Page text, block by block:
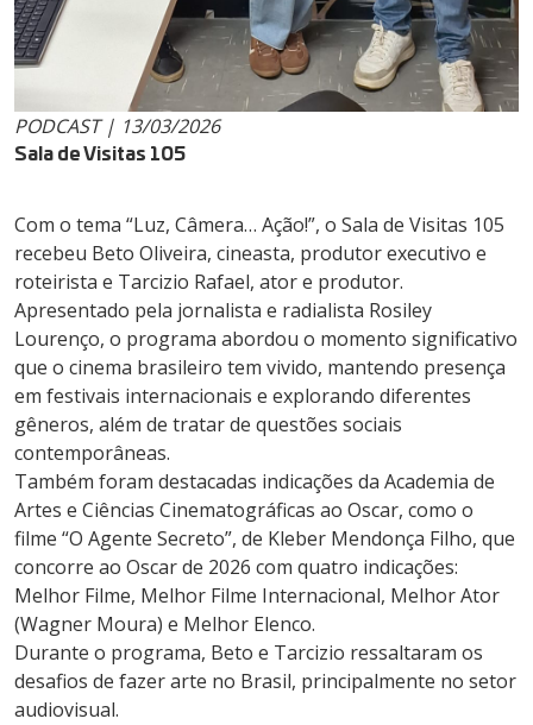
PODCAST | 13/03/2026
Sala de Visitas 105
Com o tema “Luz, Câmera… Ação!”, o Sala de Visitas 105
recebeu Beto Oliveira, cineasta, produtor executivo e
roteirista e Tarcizio Rafael, ator e produtor.
Apresentado pela jornalista e radialista Rosiley
Lourenço, o programa abordou o momento significativo
que o cinema brasileiro tem vivido, mantendo presença
em festivais internacionais e explorando diferentes
gêneros, além de tratar de questões sociais
contemporâneas.
Também foram destacadas indicações da Academia de
Artes e Ciências Cinematográficas ao Oscar, como o
filme “O Agente Secreto”, de Kleber Mendonça Filho, que
concorre ao Oscar de 2026 com quatro indicações:
Melhor Filme, Melhor Filme Internacional, Melhor Ator
(Wagner Moura) e Melhor Elenco.
Durante o programa, Beto e Tarcizio ressaltaram os
desafios de fazer arte no Brasil, principalmente no setor
audiovisual.